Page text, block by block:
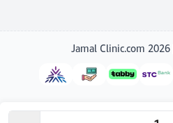
Jamal Clinic.com